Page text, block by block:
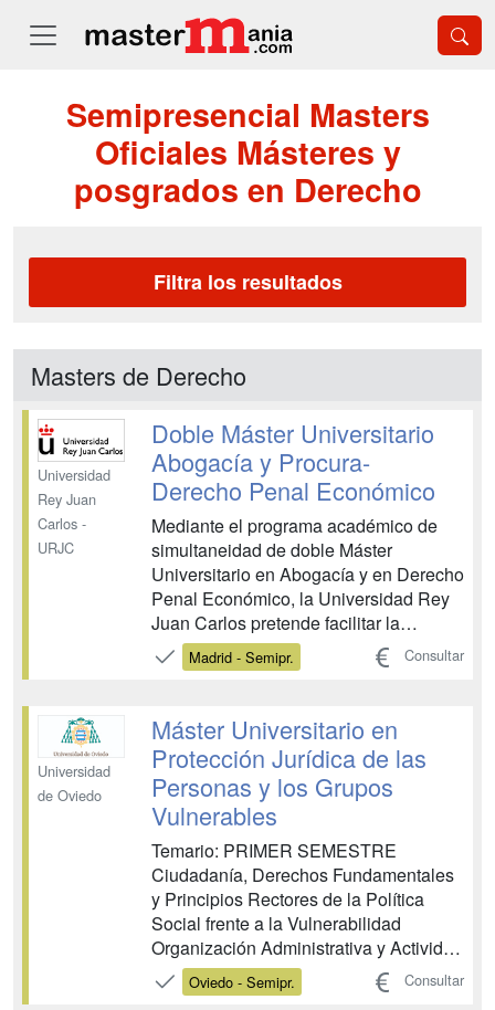
Semipresencial Masters
Oficiales Másteres y
posgrados en Derecho
Filtra los resultados
Masters de Derecho
Universidad
Rey Juan
Carlos -
URJC
Doble Máster Universitario
Abogacía y Procura-
Derecho Penal Económico
Mediante el programa académico de
simultaneidad de doble Máster
Universitario en Abogacía y en Derecho
Penal Económico, la Universidad Rey
Juan Carlos pretende facilitar la
integración de la formación
especializada en materia de Derecho
Máster Universitario en Derecho Penal
Económico con la formación requerida
por...
Madrid - Semipr. Consultar
Universidad
de Oviedo
Máster Universitario en
Protección Jurídica de las
Personas y los Grupos
Vulnerables
Temario: PRIMER SEMESTRE
Ciudadanía, Derechos Fundamentales
y Principios Rectores de la Política
Social frente a la Vulnerabilidad
Organización Administrativa y Actividad
Prestacional del Estado Social Políticas
Fiscales y Sociales de Protección de la
Oviedo - Semipr. Consultar